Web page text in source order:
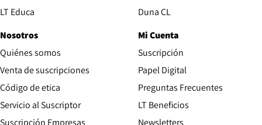
LT Educa
Duna CL
Nosotros
Quiénes somos
Venta de suscripciones
Código de etica Opens in new window
Servicio al Suscriptor
Suscripción Empresas
Mi Cuenta
Suscripción
Papel Digital
Preguntas Frecuentes
LT Beneficios
Newsletters